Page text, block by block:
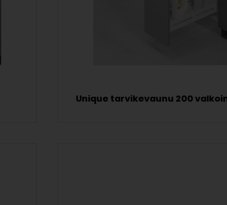
Unique tarvikevaunu 200